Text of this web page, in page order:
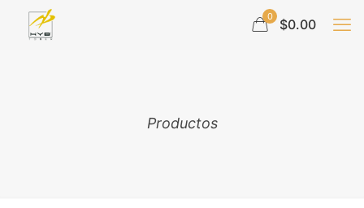
0 $0.00
Productos